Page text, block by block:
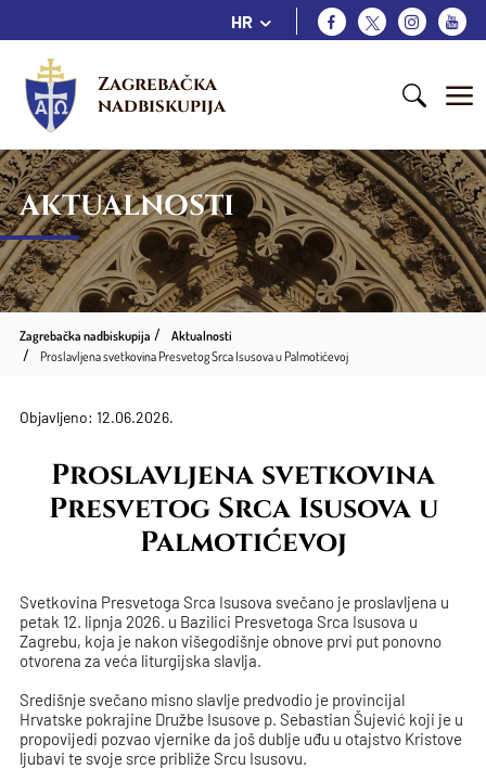
HR
Zagrebačka
nadbiskupija
AKTUALNOSTI
Zagrebačka nadbiskupija
Aktualnosti
Proslavljena svetkovina Presvetog Srca Isusova u Palmotićevoj
Objavljeno: 12.06.2026.
Proslavljena svetkovina
Presvetog Srca Isusova u
Palmotićevoj
Svetkovina Presvetoga Srca Isusova svečano je proslavljena u
petak 12. lipnja 2026. u Bazilici Presvetoga Srca Isusova u
Zagrebu, koja je nakon višegodišnje obnove prvi put ponovno
otvorena za veća liturgijska slavlja.
Središnje svečano misno slavlje predvodio je provincijal
Hrvatske pokrajine Družbe Isusove p. Sebastian Šujević koji je u
propovijedi pozvao vjernike da još dublje uđu u otajstvo Kristove
ljubavi te svoje srce približe Srcu Isusovu.